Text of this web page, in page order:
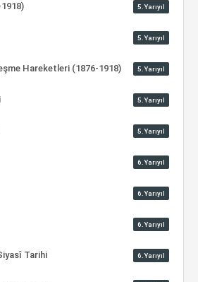
5.Yarıyıl
5.Yarıyıl
Hareketleri (1876-1918) 5.Yarıyıl
5.Yarıyıl
5.Yarıyıl
6.Yarıyıl
6.Yarıyıl
6.Yarıyıl
Tarihi 6.Yarıyıl